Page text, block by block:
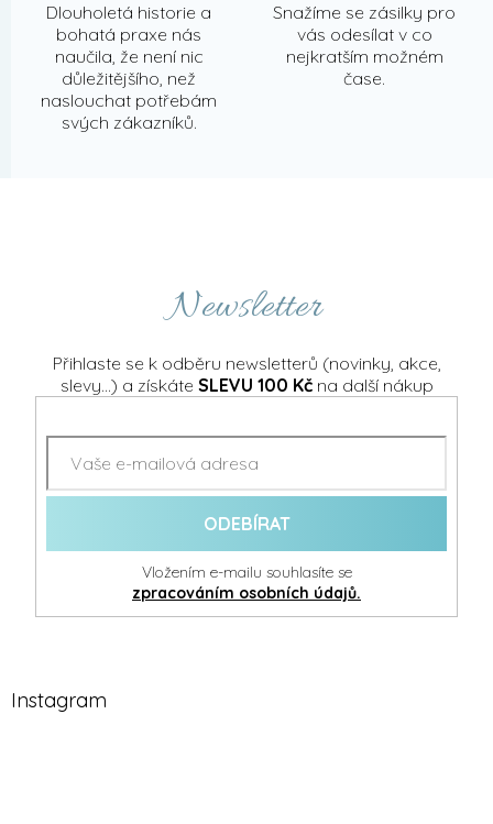
Dlouholetá historie a
bohatá praxe nás
naučila, že není nic
důležitějšího, než
naslouchat potřebám
svých zákazníků.
Snažíme se zásilky pro
vás odesílat v co
nejkratším možném
čase.
Newsletter
Přihlaste se k odběru newsletterů (novinky, akce,
slevy...) a získáte SLEVU 100 Kčna další nákup
ODEBÍRAT
Vložením e-mailu souhlasíte se
zpracováním osobních údajů.
Instagram